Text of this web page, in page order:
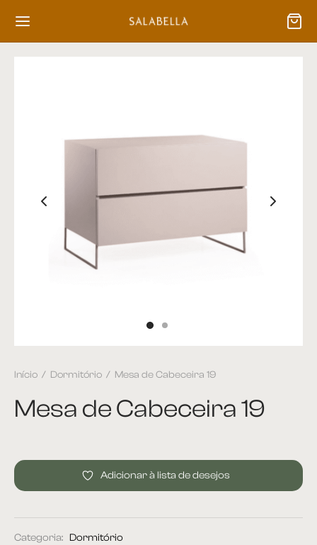
Início / Dormitório / Mesa de Cabeceira 19
Mesa de Cabeceira 19
Adicionar à lista de desejos
Categoria: Dormitório